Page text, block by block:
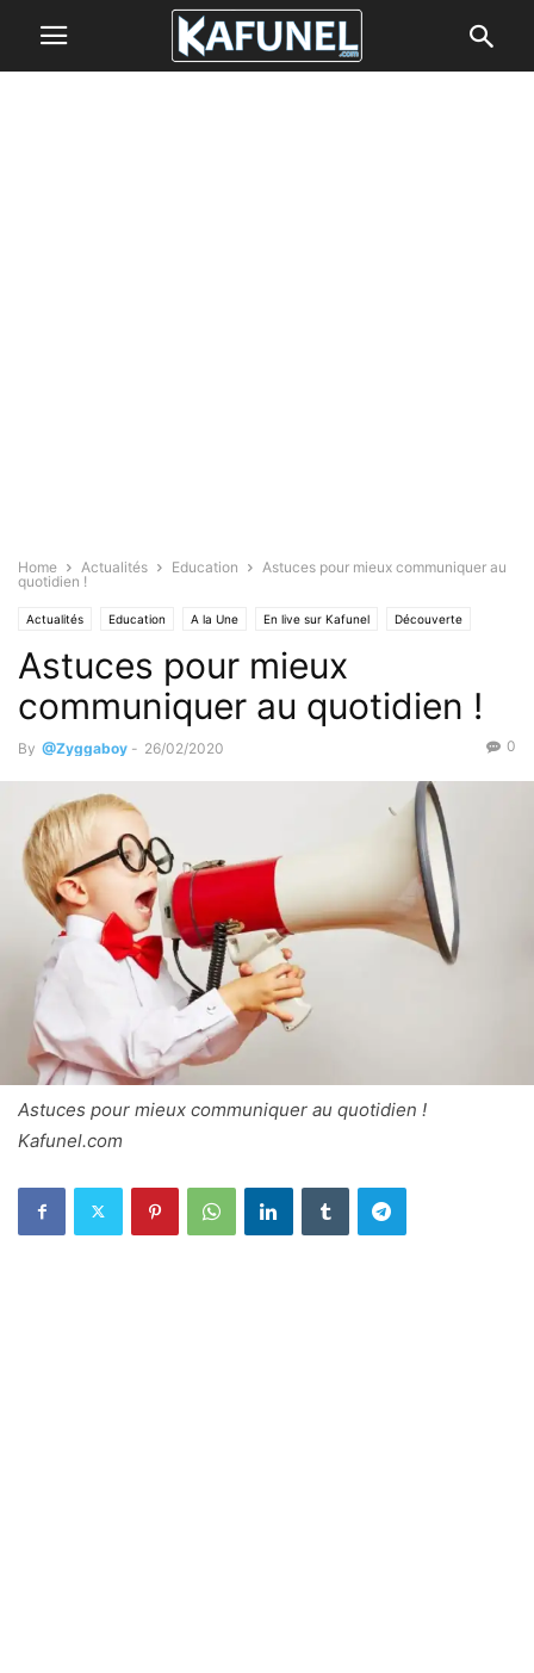
Home Actualités Education
Astuces pour mieux communiquer au
quotidien !
Actualités Education A la Une En live sur Kafunel Découverte
Questions / Réponses Sciences & Technologies
Astuces pour mieux
communiquer au quotidien !
By @Zyggaboy - 26/02/2020 0
Astuces pour mieux communiquer au quotidien !
Kafunel.com